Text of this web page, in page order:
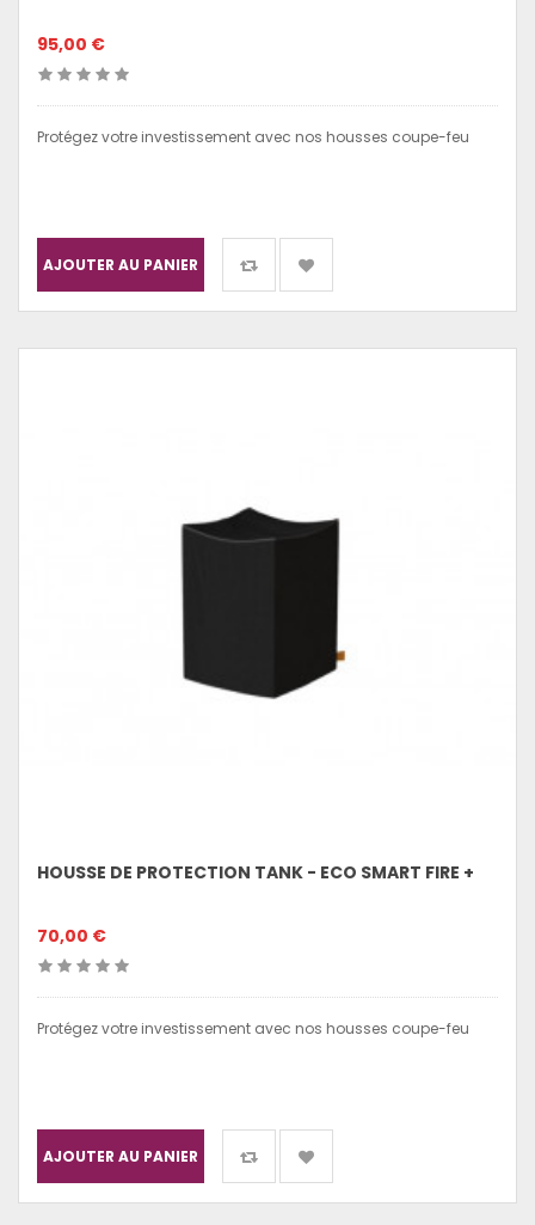
95,00 €
Protégez votre investissement avec nos housses coupe-feu
AJOUTER AU PANIER
HOUSSE DE PROTECTION TANK - ECO SMART FIRE +
70,00 €
Protégez votre investissement avec nos housses coupe-feu
AJOUTER AU PANIER